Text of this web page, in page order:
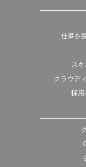
仕事を
ス
クラウデ
採用